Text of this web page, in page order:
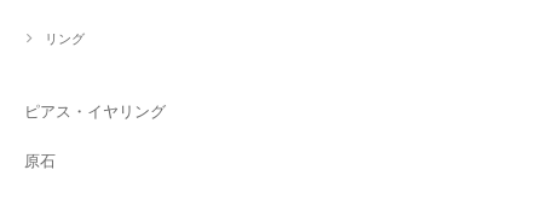
リング
ピアス・イヤリング
原石